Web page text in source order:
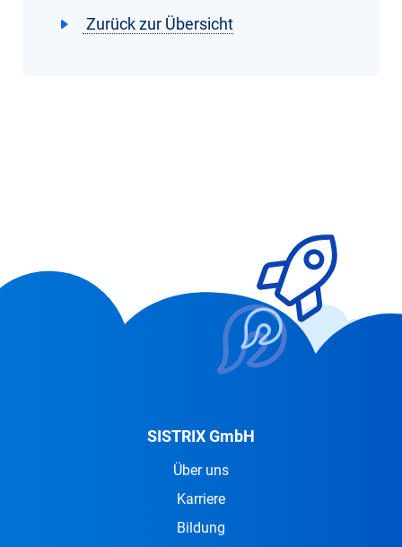
Zurück zur Übersicht
SISTRIX GmbH
Über uns
Karriere
Bildung